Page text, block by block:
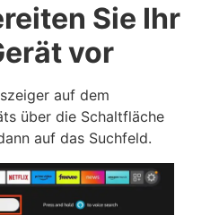
Sie Ihr
vor
auf dem
über die Schaltfläche
auf das Suchfeld.